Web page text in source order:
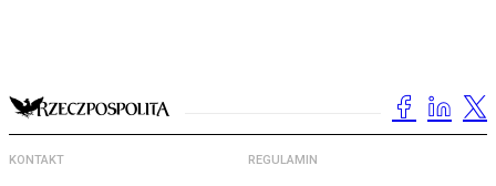
KONTAKT REGULAMIN